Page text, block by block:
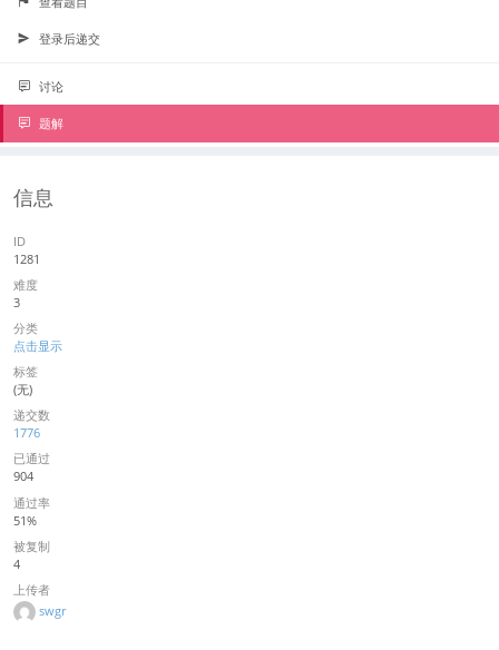
登录后递交
讨论
题解
信息
ID
1281
难度
3
分类
点击显示
标签
(无)
递交数
1776
已通过
904
通过率
51%
被复制
4
上传者
swgr